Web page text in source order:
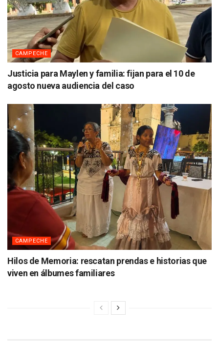
CAMPECHE
Justicia para Maylen y familia: fijan para el 10 de
agosto nueva audiencia del caso
CAMPECHE
Hilos de Memoria: rescatan prendas e historias que
viven en álbumes familiares